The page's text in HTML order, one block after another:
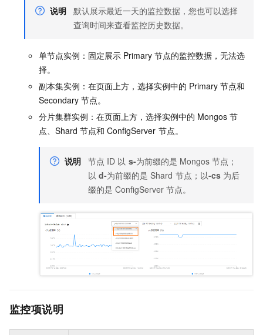
说明 默认展示最近一天的监控数据，您也可以选择
查询时间来查看监控历史数据。
单节点实例：固定展示 Primary 节点的监控数据，无法选
择。
副本集实例：在页面上方，选择实例中的 Primary 节点和
Secondary 节点。
分片集群实例：在页面上方，选择实例中的 Mongos 节
点、Shard 节点和 ConfigServer 节点。
说明 节点 ID 以 s-为前缀的是 Mongos 节点；
以 d-为前缀的是 Shard 节点；以-cs 为后
缀的是 ConfigServer 节点。
监控项说明